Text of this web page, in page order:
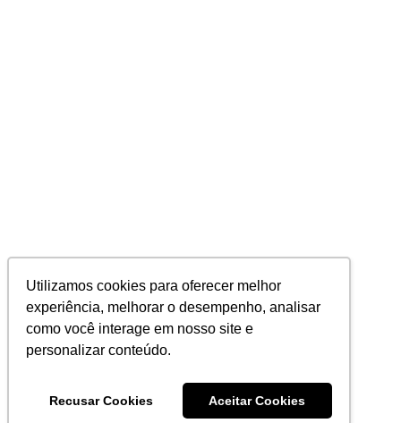
Utilizamos cookies para oferecer melhor
experiência, melhorar o desempenho, analisar
como você interage em nosso site e
personalizar conteúdo.
Recusar Cookies Aceitar Cookies